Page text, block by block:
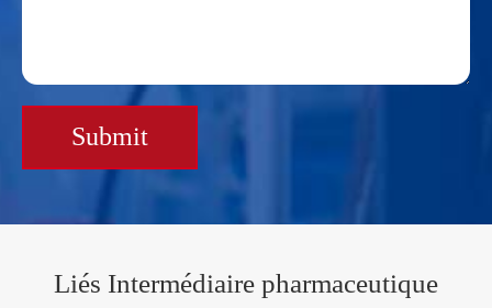
Submit
Liés Intermédiaire pharmaceutique